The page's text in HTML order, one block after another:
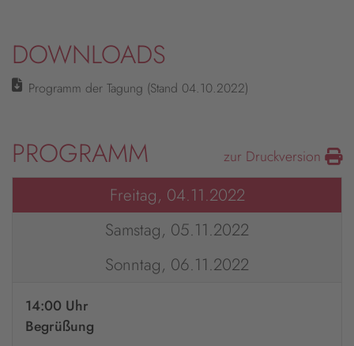
DOWNLOADS
Programm der Tagung (Stand 04.10.2022)
PROGRAMM zur Druckversion
Freitag, 04.11.2022
Samstag, 05.11.2022
Sonntag, 06.11.2022
14:00 Uhr
Begrüßung